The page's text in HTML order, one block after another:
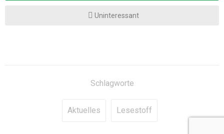
Uninteressant
Schlagworte
Aktuelles Lesestoff